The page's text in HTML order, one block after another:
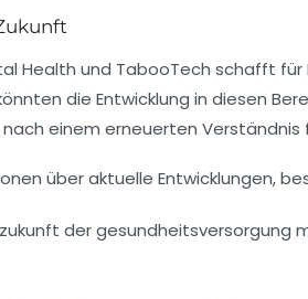
Health und TabooTech schafft
die Entwicklung in diesen
einem erneuerten
über aktuelle Entwicklungen,